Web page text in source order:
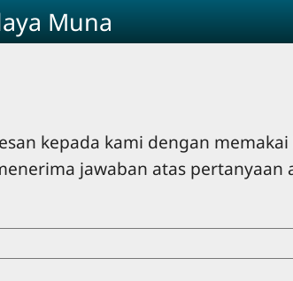
Muna
kepada kami dengan
jawaban atas pertanyaan